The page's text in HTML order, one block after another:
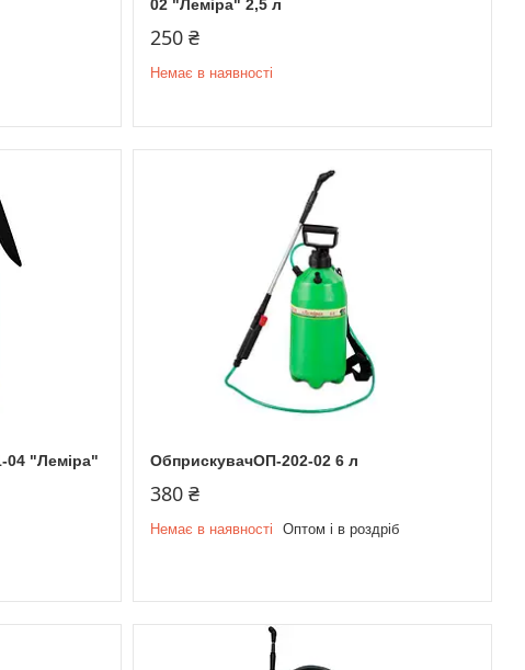
02 "Леміра" 2,5 л
250 ₴
Немає в наявності
04 "Леміра"
ОбприскувачОП-202-02 6 л
380 ₴
Немає в наявності Оптом і в роздріб